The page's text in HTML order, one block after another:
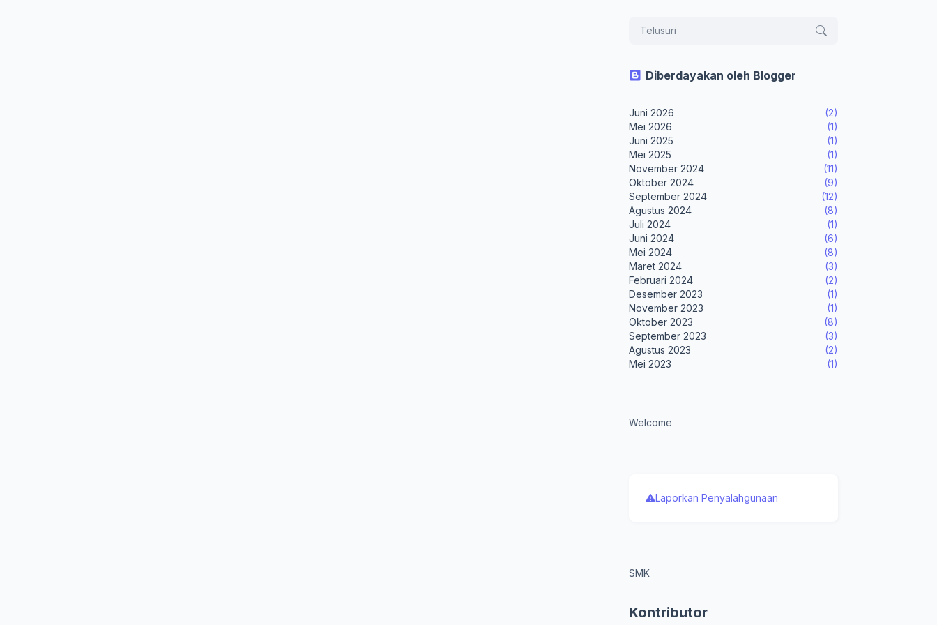
Diberdayakan oleh Blogger
Juni 2026
(2)
Mei 2026
(1)
Juni 2025
(1)
Mei 2025
(1)
November 2024
(11)
Oktober 2024
(9)
September 2024
(12)
Agustus 2024
(8)
Juli 2024
(1)
Juni 2024
(6)
Mei 2024
(8)
Maret 2024
(3)
Februari 2024
(2)
Desember 2023
(1)
November 2023
(1)
Oktober 2023
(8)
September 2023
(3)
Agustus 2023
(2)
Mei 2023
(1)
Welcome
Laporkan Penyalahgunaan
SMK
Kontributor